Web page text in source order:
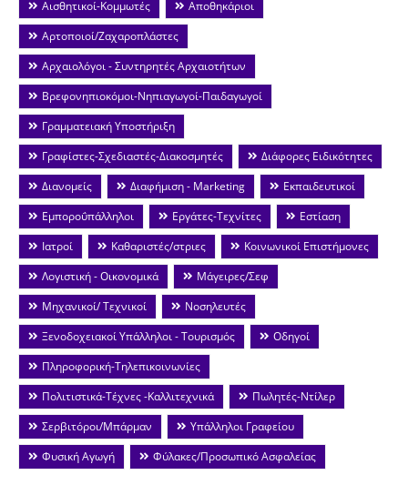
Αισθητικοί-Κομμωτές
Αποθηκάριοι
Αρτοποιοί/Ζαχαροπλάστες
Αρχαιολόγοι - Συντηρητές Αρχαιοτήτων
Βρεφονηπιοκόμοι-Νηπιαγωγοί-Παιδαγωγοί
Γραμματειακή Υποστήριξη
Γραφίστες-Σχεδιαστές-Διακοσμητές
Διάφορες Ειδικότητες
Διανομείς
Διαφήμιση - Marketing
Εκπαιδευτικοί
Εμποροΰπάλληλοι
Εργάτες-Τεχνίτες
Εστίαση
Ιατροί
Καθαριστές/στριες
Κοινωνικοί Επιστήμονες
Λογιστική - Οικονομικά
Μάγειρες/Σεφ
Μηχανικοί/ Τεχνικοί
Νοσηλευτές
Ξενοδοχειακοί Υπάλληλοι - Τουρισμός
Οδηγοί
Πληροφορική-Τηλεπικοινωνίες
Πολιτιστικά-Τέχνες -Καλλιτεχνικά
Πωλητές-Ντίλερ
Σερβιτόροι/Μπάρμαν
Υπάλληλοι Γραφείου
Φυσική Αγωγή
Φύλακες/Προσωπικό Ασφαλείας